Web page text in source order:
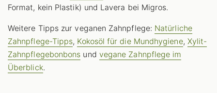
Format, kein Plastik) und Lavera bei Migros.
Weitere Tipps zur veganen Zahnpflege: Natürliche
Zahnpflege-Tipps, Kokosöl für die Mundhygiene, Xylit-
Zahnpflegebonbons und vegane Zahnpflege im
Überblick.